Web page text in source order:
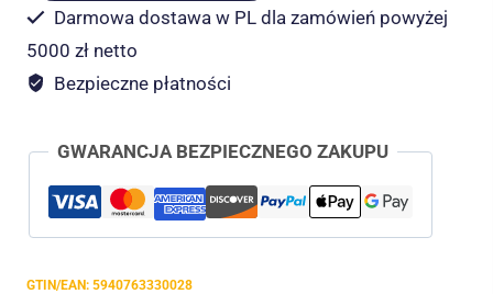
Smartthingz
Darmowa dostawa w PL dla zamówień powyżej
5000 zł netto
Bezpieczne płatności
GWARANCJA BEZPIECZNEGO ZAKUPU
GTIN/EAN: 5940763330028